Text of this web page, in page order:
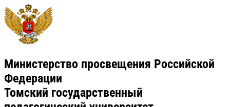
Министерство просвещения Российской
Федерации
Томский государственный